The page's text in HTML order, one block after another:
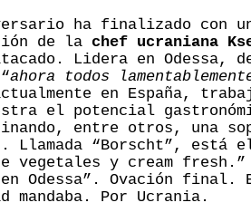
ha finalizado con
de la chef ucraniana
Lidera en Odessa,
ahora todos
en España,
el potencial
entre otros, una
Llamada “Borscht”, está
vegetales y cream
Odessa”. Ovación
mandaba. Por Ucrania.